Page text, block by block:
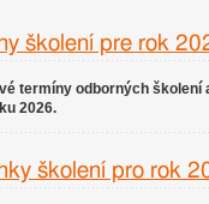
školení pre rok
termíny odborných školení
2026.
školení pro rok